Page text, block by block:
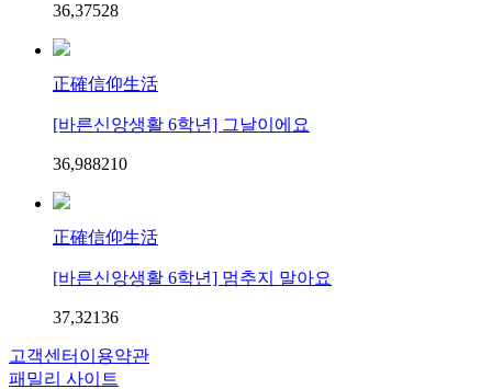
36,37528
正確信仰生活
[바른신앙생활 6학년] 그날이에요
36,988210
正確信仰生活
[바른신앙생활 6학년] 멈추지 말아요
37,32136
고객센터 이용약관
패밀리 사이트